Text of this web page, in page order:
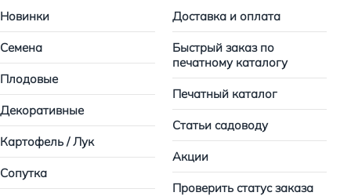
Новинки
Семена
Плодовые
Декоративные
Картофель / Лук
Сопутка
Доставка и оплата
Быстрый заказ по
печатному каталогу
Печатный каталог
Статьи садоводу
Акции
Проверить статус заказа